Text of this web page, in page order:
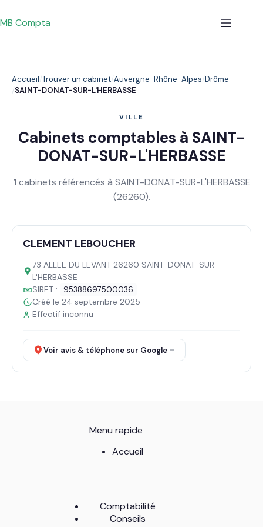
au
contenu
MB Compta
Accueil Trouver un cabinet Auvergne-Rhône-Alpes Drôme
SAINT-DONAT-SUR-L'HERBASSE
VILLE
Cabinets comptables à SAINT-
DONAT-SUR-L'HERBASSE
1cabinets référencés à SAINT-DONAT-SUR-L'HERBASSE
(26260).
CLEMENT LEBOUCHER
73 ALLEE DU LEVANT 26260 SAINT-DONAT-SUR-
L'HERBASSE
SIRET :
95388697500036
Créé le 24 septembre 2025
Effectif inconnu
Voir avis & téléphone sur Google
Menu rapide
Accueil
Comptabilité
Conseils